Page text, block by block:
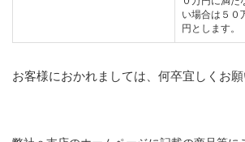
い場合は５０
円とします。
お客様におかれましては、何卒宜しくお願